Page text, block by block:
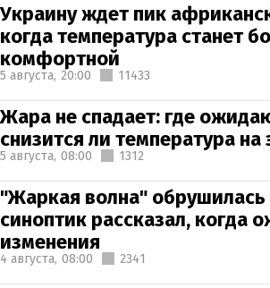
Украину ждет пик
когда температура станет
комфортной
5 августа, 20:00 11433
Жара не спадает: где
снизится ли температура на
5 августа, 08:00 1312
"Жаркая волна" обрушилась
синоптик рассказал, когда
изменения
4 августа, 08:00 2341